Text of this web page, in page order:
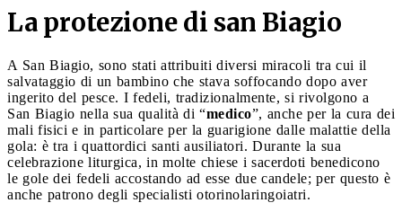
La protezione di san Biagio
A San Biagio, sono stati attribuiti diversi miracoli tra cui il
salvataggio di un bambino che stava soffocando dopo aver
ingerito del pesce. I fedeli, tradizionalmente, si rivolgono a
San Biagio nella sua qualità di “medico”, anche per la cura dei
mali fisici e in particolare per la guarigione dalle malattie della
gola: è tra i quattordici santi ausiliatori. Durante la sua
celebrazione liturgica, in molte chiese i sacerdoti benedicono
le gole dei fedeli accostando ad esse due candele; per questo è
anche patrono degli specialisti otorinolaringoiatri.